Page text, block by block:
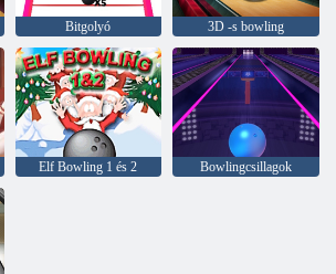
Bitgolyó 3D -s bowling
Elf Bowling 1 és 2 Bowlingcsillagok